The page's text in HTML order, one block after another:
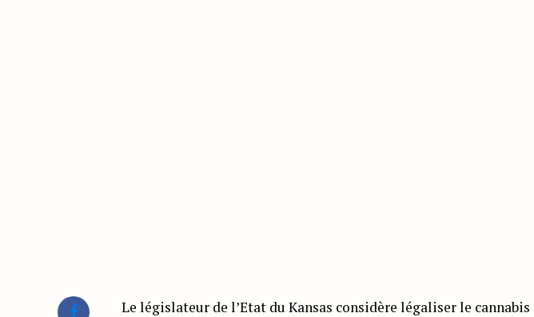
Le législateur de l’Etat du Kansas considère légaliser le